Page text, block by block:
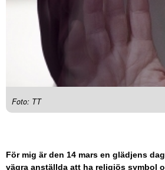
Foto: TT
För mig är den 14 mars en glädjens
vägra anställda att ha religiös symbol